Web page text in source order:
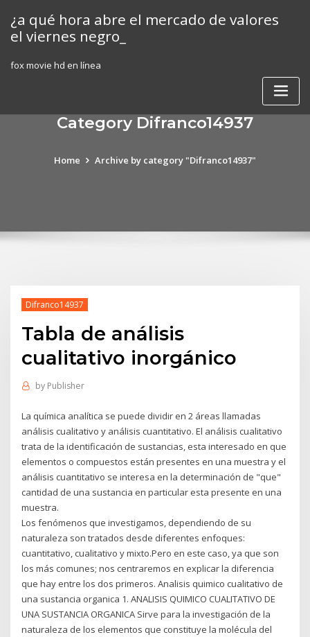
content
¿a qué hora abre el mercado de valores
el viernes negro_
fox movie hd en línea
Category Difranco14937
Home Archive by category "Difranco14937"
Difranco14937
Tabla de análisis
cualitativo inorgánico
by Publisher
La química analítica se puede dividir en 2 áreas llamadas
análisis cualitativo y análisis cuantitativo. El análisis cualitativo
trata de la identificación de sustancias, esta interesado en que
elementos o compuestos están presentes en una muestra y el
análisis cuantitativo se interesa en la determinación de "que"
cantidad de una sustancia en particular esta presente en una
muestra.
Los fenómenos que investigamos, dependiendo de su
naturaleza son tratados desde diferentes enfoques:
cuantitativo, cualitativo y mixto.Pero en este caso, ya que son
los más comunes; nos centraremos en explicar la diferencia
que hay entre los dos primeros. Analisis quimico cualitativo de
una sustancia organica 1. ANALISIS QUIMICO CUALITATIVO DE
UNA SUSTANCIA ORGANICA Sirve para la investigación de la
naturaleza de los elementos que constituye la molécula del